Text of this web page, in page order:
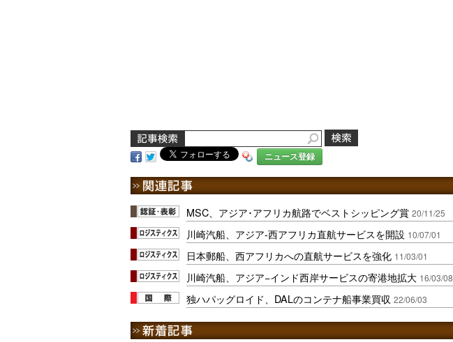
ニュース登録
MSC、アジア･アフリカ航路でベストシッピング賞 20/11/25
川崎汽船、アジア-西アフリカ直航サービスを開設 10/07/01
日本郵船、西アフリカへの直航サービスを強化 11/03/01
川崎汽船、アジア−インド西岸サービスの寄港地拡大 16/03/08
独ハパッグロイド、DALのコンテナ船事業買収 22/06/03